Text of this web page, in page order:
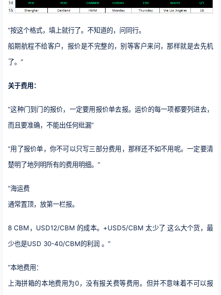
“按这个格式，填上就行了。不知道的，问同行。
船期航程不给客户，报价是不完整的，别等客户来问，那样就是去先机
了。”
关于费用：
“这种门到门的报价，一定要用报价单去报。运价的每一项都要列进去，
而且要准确，不能出任何纰漏”
“用了报价单，你不可以只写三部分费用，那样还不如不用呢。一定要清
楚明了地列明所有的费用明细。”
“海运费
通常置顶，放第一栏报。
8 CBM，USD12/CBM 的成本。+USD5/CBM 太少了 这么大个货，最
少也是USD 30-40/CBM的利润 。”
“本地费用：
上海拼箱的本地费用为0，没有报关费等费用。但并不意味着不可以报